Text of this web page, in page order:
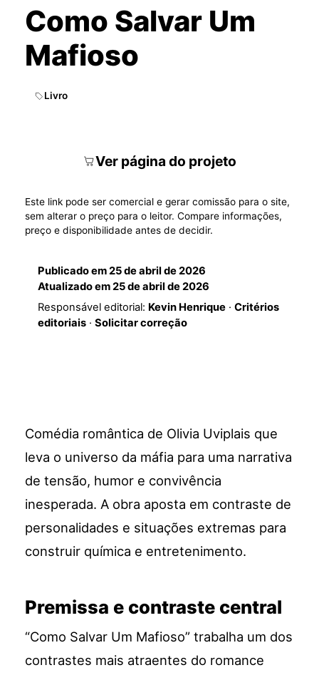
Como Salvar Um
Mafioso
Livro
Ver página do projeto
Este link pode ser comercial e gerar comissão para o site,
sem alterar o preço para o leitor. Compare informações,
preço e disponibilidade antes de decidir.
Publicado em25 de abril de 2026
Atualizado em25 de abril de 2026
Responsável editorial: Kevin Henrique· Critérios
editoriais· Solicitar correção
Comédia romântica de Olivia Uviplais que
leva o universo da máfia para uma narrativa
de tensão, humor e convivência
inesperada. A obra aposta em contraste de
personalidades e situações extremas para
construir química e entretenimento.
Premissa e contraste central
“Como Salvar Um Mafioso” trabalha um dos
contrastes mais atraentes do romance